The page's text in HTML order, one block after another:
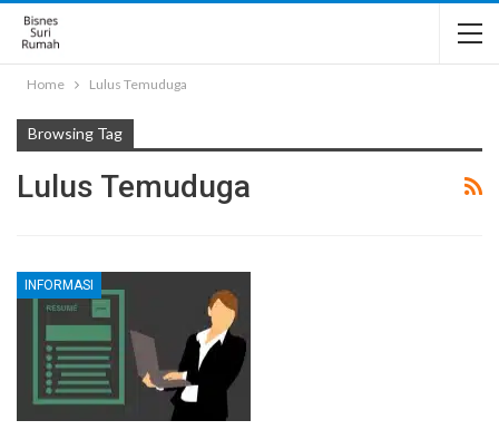
Home Lulus Temuduga
Browsing Tag
Lulus Temuduga
INFORMASI